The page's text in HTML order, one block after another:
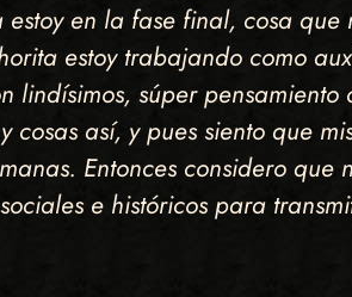
en la fase final, cosa
estoy trabajando como
súper pensamiento
así, y pues siento que
Entonces considero que
e históricos para